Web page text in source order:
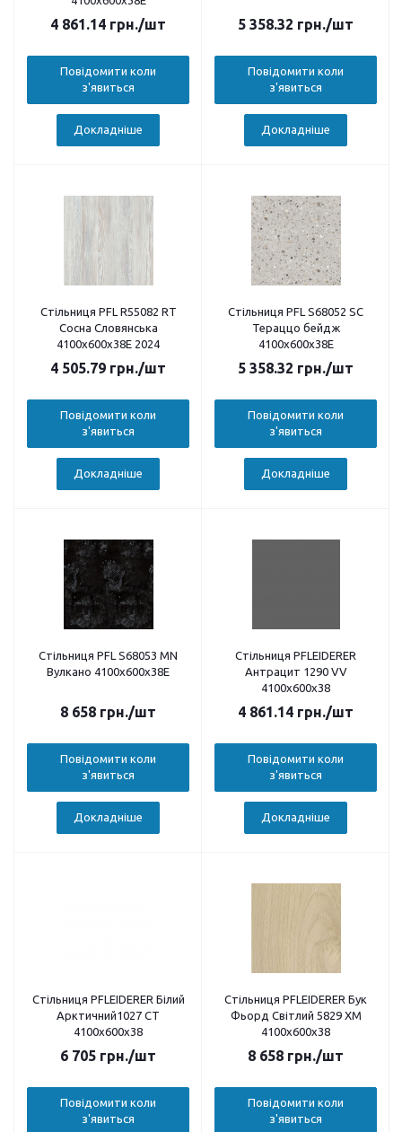
4 861.14 грн./шт
Повідомити коли
з'явиться
Докладніше
5 358.32 грн./шт
Повідомити коли
з'явиться
Докладніше
Стільниця PFL R55082 RT
Сосна Словянська
4100х600х38E 2024
4 505.79 грн./шт
Повідомити коли
з'явиться
Докладніше
Стільниця PFL S68052 SC
Тераццо бейдж
4100х600х38E
5 358.32 грн./шт
Повідомити коли
з'явиться
Докладніше
Стільниця PFL S68053 MN
Вулкано 4100х600х38E
8 658 грн./шт
Повідомити коли
з'явиться
Докладніше
Стільниця PFLEIDERER
Антрацит 1290 VV
4100х600х38
4 861.14 грн./шт
Повідомити коли
з'явиться
Докладніше
Стільниця PFLEIDERER Білий
Арктичний1027 CT
4100х600х38
6 705 грн./шт
Повідомити коли
з'явиться
Стільниця PFLEIDERER Бук
Фьорд Світлий 5829 XM
4100х600х38
8 658 грн./шт
Повідомити коли
з'явиться